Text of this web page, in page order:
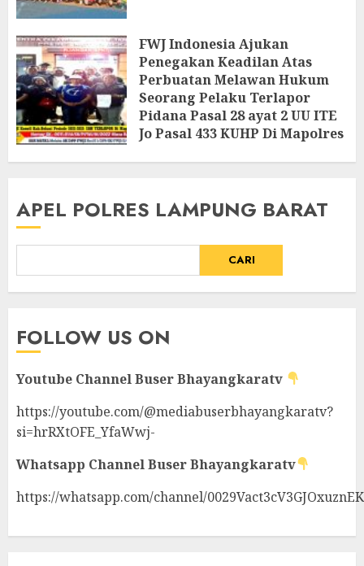
FWJ Indonesia Ajukan
Penegakan Keadilan Atas
Perbuatan Melawan Hukum
Seorang Pelaku Terlapor
Pidana Pasal 28 ayat 2 UU ITE
Jo Pasal 433 KUHP Di Mapolres
APEL POLRES LAMPUNG BARAT
CARI
FOLLOW US ON
Youtube ChannelBuser Bhayangkaratv
https://youtube.com/@mediabuserbhayangkaratv?
si=hrRXtOFE_YfaWwj-
Whatsapp ChannelBuser Bhayangkaratv
https://whatsapp.com/channel/